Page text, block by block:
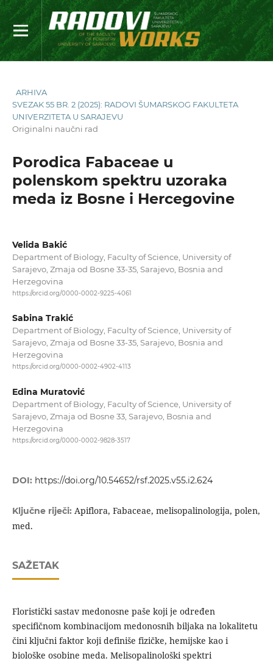
ARHIVA
SVEZAK 55 BR. 2 (2025): RADOVI ŠUMARSKOG FAKULTETA
UNIVERZITETA U SARAJEVU
Originalni naučni rad
Porodica Fabaceae u
polenskom spektru uzoraka
meda iz Bosne i Hercegovine
Velida Bakić
Department of Biology, Faculty of Science, University of
Sarajevo, Zmaja od Bosne 33-35, Sarajevo, Bosnia and
Herzegovina
https://orcid.org/0000-0002-9225-4061
Sabina Trakić
Department of Biology, Faculty of Science, University of
Sarajevo, Zmaja od Bosne 33-35, Sarajevo, Bosnia and
Herzegovina
https://orcid.org/0000-0002-4902-4113
Edina Muratović
Department of Biology, Faculty of Science, University of
Sarajevo, Zmaja od Bosne 33, Sarajevo, Bosnia and
Herzegovina
https://orcid.org/0000-0002-9828-3517
DOI: https://doi.org/10.54652/rsf.2025.v55.i2.624
Ključne riječi: Apiflora, Fabaceae, melisopalinologija, polen,
med.
SAŽETAK
Floristički sastav medonosne paše koji je određen
specifičnom kombinacijom medonosnih biljaka na lokalitetu
čini ključni faktor koji definiše fizičke, hemijske kao i
biološke osobine meda. Melisopalinološki spektri